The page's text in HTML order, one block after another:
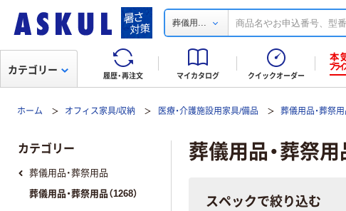
葬儀用 ...
履歴・再注文 マイカタログ クイックオーダー
カテゴリー
ホーム オフィス家具/収納 医療・介護施設用家具/備品 葬儀用品・葬祭用
葬儀用品・葬祭用
スペックで絞り込む
カテゴリー
葬儀用品・葬祭用品
葬儀用品・葬祭用品（1268）